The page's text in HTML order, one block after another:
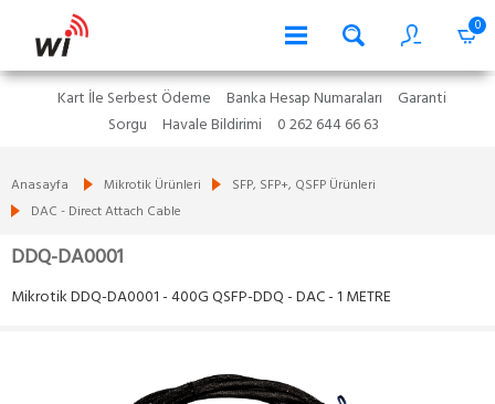
0
Kart İle Serbest Ödeme Banka Hesap Numaraları
Garanti
Sorgu
Havale Bildirimi 0 262 644 66 63
Anasayfa Mikrotik Ürünleri
SFP, SFP+, QSFP Ürünleri
DAC - Direct Attach Cable
DDQ-DA0001
Mikrotik DDQ-DA0001 - 400G QSFP-DDQ - DAC - 1 METRE